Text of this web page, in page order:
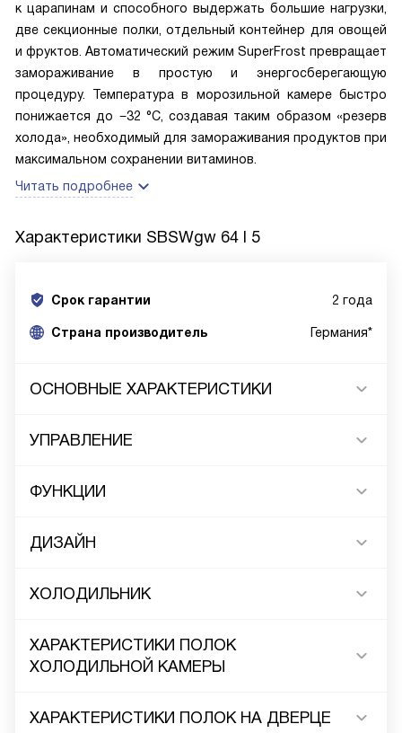
к царапинам и способного выдержать большие нагрузки,
две секционные полки, отдельный контейнер для овощей
и фруктов. Автоматический режим SuperFrost превращает
замораживание в простую и энергосберегающую
процедуру. Температура в морозильной камере быстро
понижается до −32 °С, создавая таким образом «резерв
холода», необходимый для замораживания продуктов при
максимальном сохранении витаминов.
Читать подробнее
Характеристики SBSWgw 64 I 5
Срок гарантии 2 года
Cтрана производитель Германия*
ОСНОВНЫЕ ХАРАКТЕРИСТИКИ
УПРАВЛЕНИЕ
ФУНКЦИИ
ДИЗАЙН
ХОЛОДИЛЬНИК
ХАРАКТЕРИСТИКИ ПОЛОК
ХОЛОДИЛЬНОЙ КАМЕРЫ
ХАРАКТЕРИСТИКИ ПОЛОК НА ДВЕРЦЕ